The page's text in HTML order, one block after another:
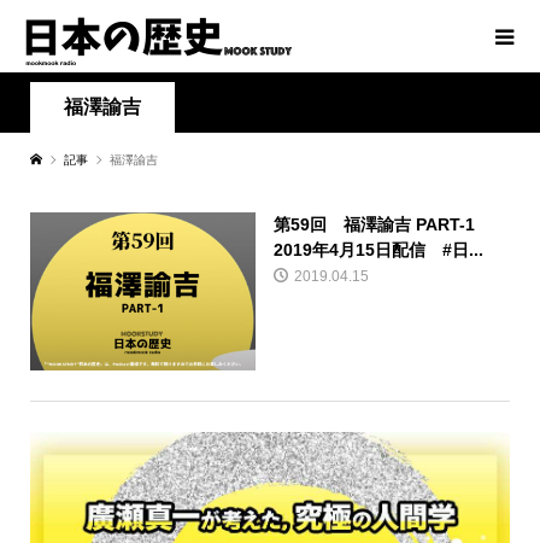
福澤諭吉
記事 福澤諭吉
第59回 福澤諭吉 PART-1
2019年4月15日配信 #日...
2019.04.15